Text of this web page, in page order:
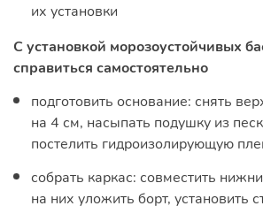
их установки
С установкой морозоустойчивых
справиться самостоятельно
подготовить основание: снять
на 4 см, насыпать подушку из
постелить гидроизолирующую
собрать каркас: совместить
на них уложить борт, установить